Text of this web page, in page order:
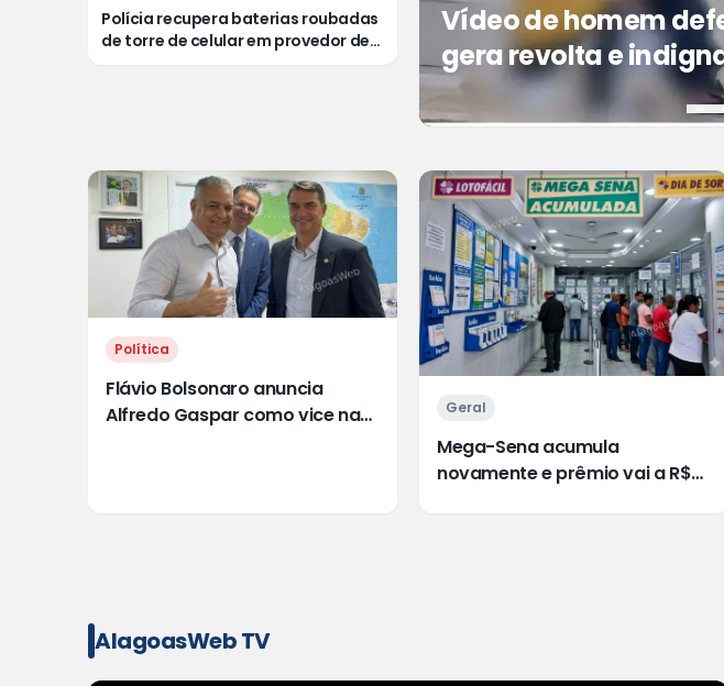
Polícia recupera baterias roubadas
de torre de celular em provedor de
Vídeo de homem
gera revolta e
Política
Flávio Bolsonaro anuncia
Alfredo Gaspar como vice na
Geral
Mega-Sena acumula
novamente e prêmio vai a R$
AlagoasWeb TV